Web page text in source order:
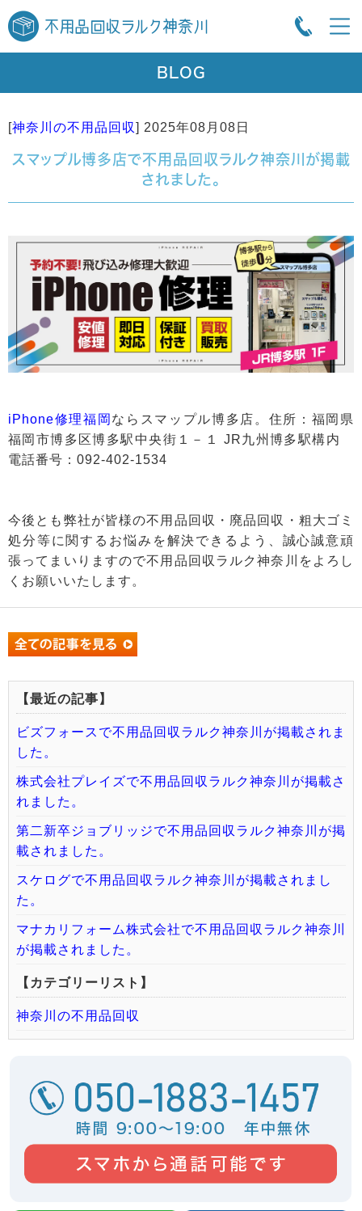
BLOG
[神奈川の不用品回収] 2025年08月08日
スマップル博多店で不用品回収ラルク神奈川が掲載
されました。
iPhone修理福岡 ならスマップル博多店。住所：福岡県
福岡市博多区博多駅中央街１－１ JR九州博多駅構内
電話番号：092-402-1534
今後とも弊社が皆様の不用品回収・廃品回収・粗大ゴミ
処分等に関するお悩みを解決できるよう、誠心誠意頑
張ってまいりますので不用品回収ラルク神奈川をよろし
くお願いいたします。
【最近の記事】
ビズフォースで不用品回収ラルク神奈川が掲載されま
した。
株式会社プレイズで不用品回収ラルク神奈川が掲載さ
れました。
第二新卒ジョブリッジで不用品回収ラルク神奈川が掲
載されました。
スケログで不用品回収ラルク神奈川が掲載されまし
た。
マナカリフォーム株式会社で不用品回収ラルク神奈川
が掲載されました。
【カテゴリーリスト】
神奈川の不用品回収